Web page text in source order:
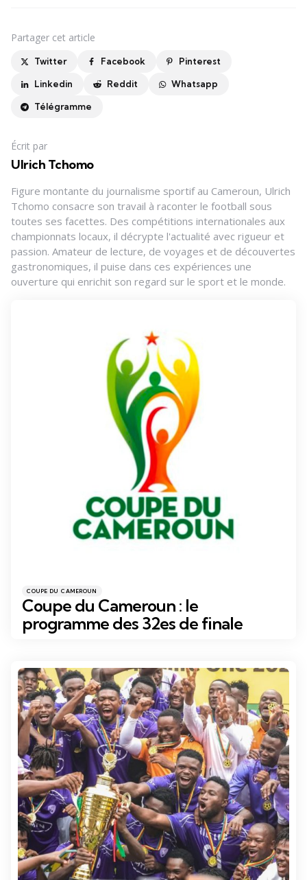
Partager cet article
Twitter Facebook Pinterest
Linkedin Reddit Whatsapp
Télégramme
Écrit par
Ulrich Tchomo
Figure montante du journalisme sportif au Cameroun, Ulrich
Tchomo consacre son travail à raconter le football sous
toutes ses facettes. Des compétitions internationales aux
championnats locaux, il décrypte l'actualité avec rigueur et
passion. Amateur de lecture, de voyages et de découvertes
gastronomiques, il puise dans ces expériences une
ouverture qui enrichit son regard sur le sport et le monde.
Catégories
Posté
dans
COUPE DU CAMEROUN
Coupe du Cameroun : le
programme des 32es de finale